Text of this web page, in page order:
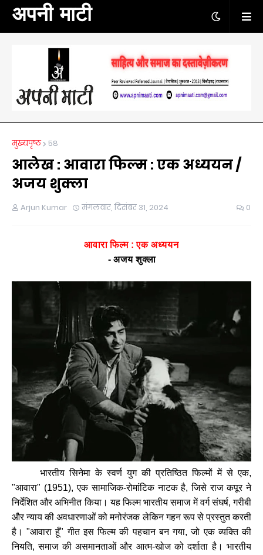
अपनी माटी
मुख्यपृष्ठ 58
आलेख : आवारा फिल्म : एक अध्ययन /
अजय शुक्ला
Arjun Kumar मंगलवार, दिसंबर 31, 2024 0
आवारा फिल्म :एक अध्ययन
- अजय शुक्ला
भारतीय सिनेमा के स्वर्ण युग की प्रतिष्ठित फिल्मों में से एक,
"आवारा" (1951),एक सामाजिक-रोमांटिक नाटक है,जिसे राज कपूर ने
निर्देशित और अभिनीत किया। यह फिल्म भारतीय समाज में वर्ग संघर्ष,गरीबी
और न्याय की अवधारणाओं को मनोरंजक लेकिन गहन रूप से प्रस्तुत करती
है। "आवारा हूँ"गीत इस फिल्म की पहचान बन गया,जो एक व्यक्ति की
नियति,समाज की असमानताओं और आत्म-खोज को दर्शाता है। भारतीय